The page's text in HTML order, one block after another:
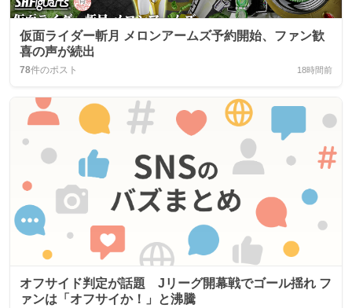
仮面ライダー斬月 メロンアームズ予約開始、ファン歓
喜の声が続出
78件のポスト 18時間前
オフサイド判定が話題 Jリーグ開幕戦でゴール揺れ フ
ァンは「オフサイか！」と沸騰